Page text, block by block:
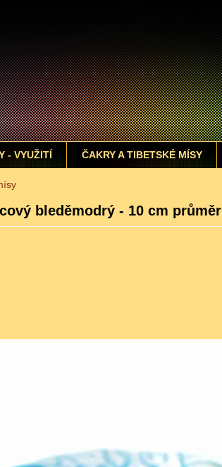
- VYUŽITÍ ČAKRY A TIBETSKÉ MÍSY
bleděmodrý - 10 cm průměr